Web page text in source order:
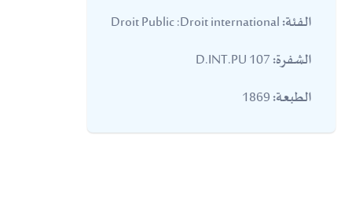
الفئة:
الشفرة:
الطبعة: